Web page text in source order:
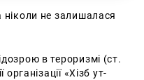
ніколи не залишалася
в тероризмі (ст.
«Хізб ут-